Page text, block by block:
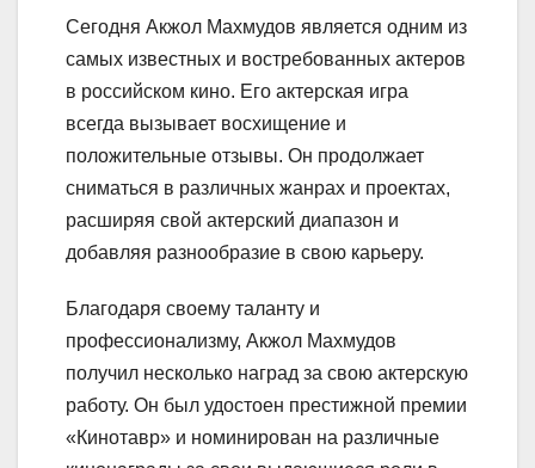
Сегодня Акжол Махмудов является одним из
самых известных и востребованных актеров
в российском кино. Его актерская игра
всегда вызывает восхищение и
положительные отзывы. Он продолжает
сниматься в различных жанрах и проектах,
расширяя свой актерский диапазон и
добавляя разнообразие в свою карьеру.
Благодаря своему таланту и
профессионализму, Акжол Махмудов
получил несколько наград за свою актерскую
работу. Он был удостоен престижной премии
«Кинотавр» и номинирован на различные